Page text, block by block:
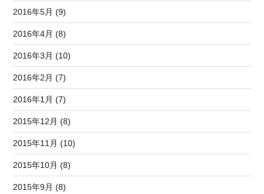
2016年5月 (9)
2016年4月 (8)
2016年3月 (10)
2016年2月 (7)
2016年1月 (7)
2015年12月 (8)
2015年11月 (10)
2015年10月 (8)
2015年9月 (8)